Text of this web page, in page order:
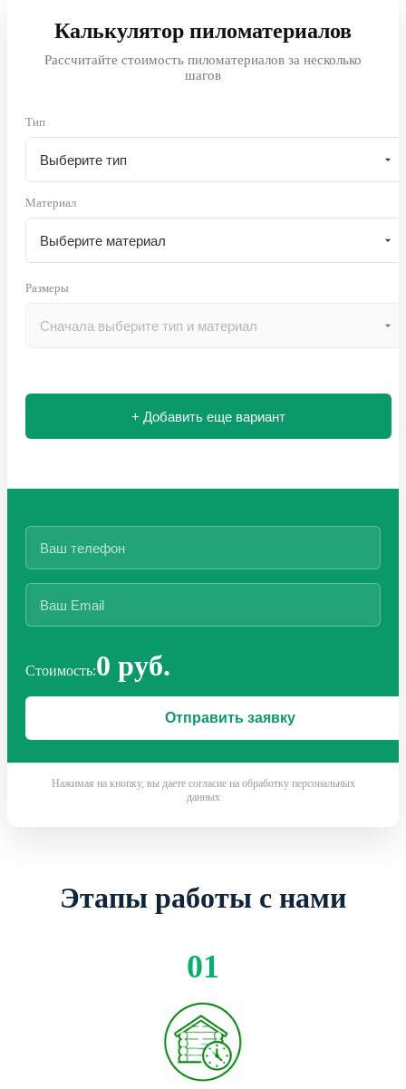
Калькулятор пиломатериалов
Рассчитайте стоимость пиломатериалов за несколько
шагов
Тип
Материал
Размеры
+ Добавить еще вариант
Стоимость:0 руб.
Нажимая на кнопку, вы даете согласие на обработку персональных
данных
Этапы работы с нами